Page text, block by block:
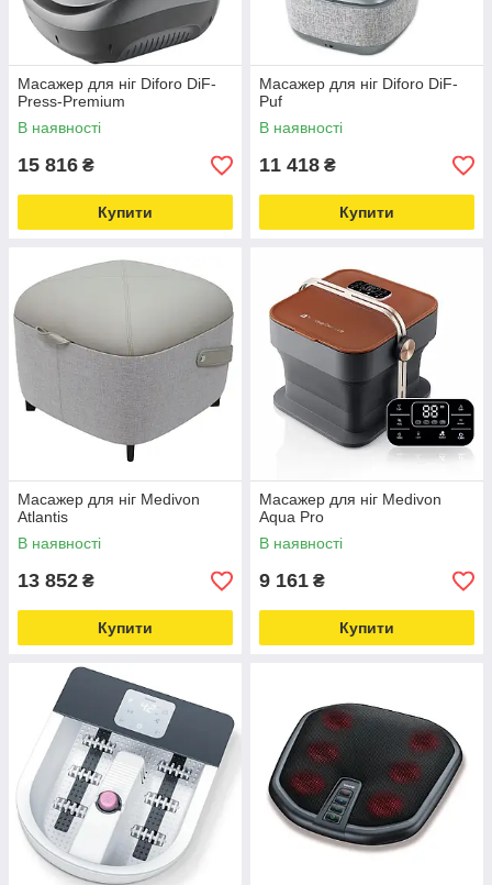
Масажер для ніг Diforo DiF-
Press-Premium
В наявності
15 816 ₴
Купити
Масажер для ніг Diforo DiF-
Puf
В наявності
11 418 ₴
Купити
Масажер для ніг Medivon
Atlantis
В наявності
13 852 ₴
Купити
Масажер для ніг Medivon
Aqua Pro
В наявності
9 161 ₴
Купити